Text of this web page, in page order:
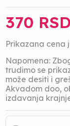
370
Prikazana cena
Napomena:
trudimo se
može desiti i
Akvadom doo,
izdavanja